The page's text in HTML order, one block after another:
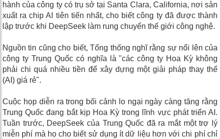
hành của công ty có trụ sở tại Santa Clara, California, nơi sản
xuất ra chip AI tiên tiến nhất, cho biết công ty đã được thành
lập trước khi DeepSeek làm rung chuyển thế giới công nghệ.
Nguồn tin cũng cho biết, Tổng thống nghĩ rằng sự nổi lên của
công ty Trung Quốc có nghĩa là "các công ty Hoa Kỳ không
phải chi quá nhiều tiền để xây dựng một giải pháp thay thế
(AI) giá rẻ".
Cuộc họp diễn ra trong bối cảnh lo ngại ngày càng tăng rằng
Trung Quốc đang bắt kịp Hoa Kỳ trong lĩnh vực phát triển AI.
Tuần trước, DeepSeek của Trung Quốc đã ra mắt một trợ lý
miễn phí mà họ cho biết sử dụng ít dữ liệu hơn với chi phí chỉ